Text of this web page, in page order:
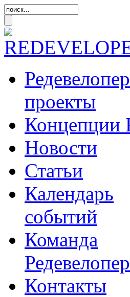
проекты
Концепции
Новости
Статьи
Календарь
событий
Команда
Редевелопер
Контакты